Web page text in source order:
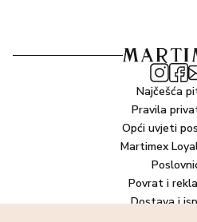
Najčešća
Pravila
Opći uvjeti
Martimex
Povrat i
Dostava i